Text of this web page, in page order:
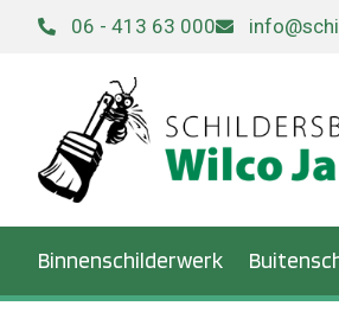
06 - 413 63 000
Binnenschilderwerk